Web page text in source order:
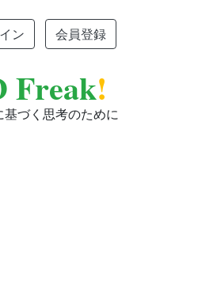
ン 会員登録
Freak!
基づく思考のために